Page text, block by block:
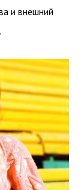
и внешний